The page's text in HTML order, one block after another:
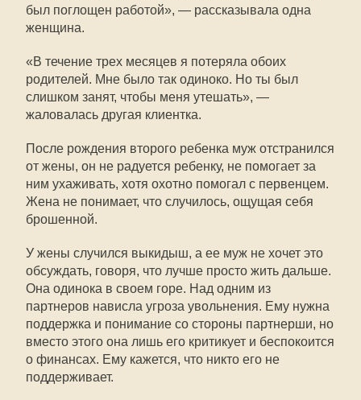
был поглощен работой», — рассказывала одна
женщина.
«В течение трех месяцев я потеряла обоих
родителей. Мне было так одиноко. Но ты был
слишком занят, чтобы меня утешать», —
жаловалась другая клиентка.
После рождения второго ребенка муж отстранился
от жены, он не радуется ребенку, не помогает за
ним ухаживать, хотя охотно помогал с первенцем.
Жена не понимает, что случилось, ощущая себя
брошенной.
У жены случился выкидыш, а ее муж не хочет это
обсуждать, говоря, что лучше просто жить дальше.
Она одинока в своем горе. Над одним из
партнеров нависла угроза увольнения. Ему нужна
поддержка и понимание со стороны партнерши, но
вместо этого она лишь его критикует и беспокоится
о финансах. Ему кажется, что никто его не
поддерживает.